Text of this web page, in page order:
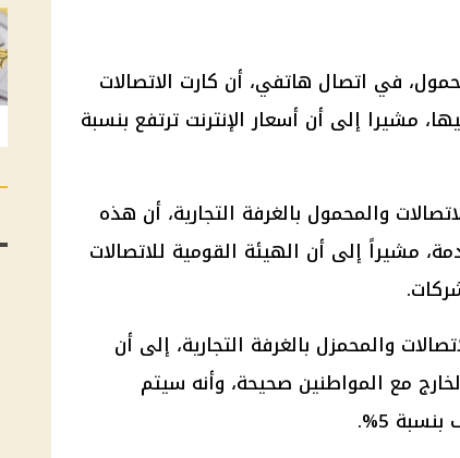
في اتصال هاتفي، أن كارت الاتصالات
جنيه تعطي رصيد 45 جنيها، مشيرا إلى أن أسعار الإنترنت ترتفع بنسبة
والمحمول بالغرفة التجارية، أن هذه
مشيراً إلى أن الهيئة القومية للاتصالات
والمحمزل بالغرفة التجارية، إلى أن
مع المواطنين صحيحة، وأنه سيتم
5%.